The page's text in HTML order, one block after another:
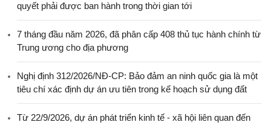
quyết phải được ban hành trong thời gian tới
7 tháng đầu năm 2026, đã phân cấp 408 thủ tục hành chính từ
Trung ương cho địa phương
Nghị định 312/2026/NĐ-CP: Bảo đảm an ninh quốc gia là một
tiêu chí xác định dự án ưu tiên trong kế hoạch sử dụng đất
Từ 22/9/2026, dự án phát triển kinh tế - xã hội liên quan đến